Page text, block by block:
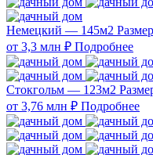
Немецкий — 145м2
от 3,3 млн ₽ Подробнее
Стокгольм — 123м2
от 3,76 млн ₽ Подробнее